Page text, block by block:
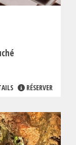
RÉSERVER